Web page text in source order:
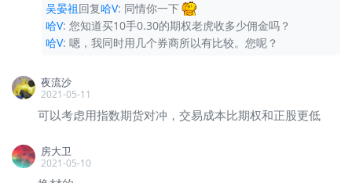
吴晏祖回复哈V: 同情你一下
哈V: 您知道买10手0.30的期权老虎收多少佣金吗？
哈V: 嗯，我同时用几个券商所以有比较。您呢？
夜流沙
2021-05-11
可以考虑用指数期货对冲，交易成本比期权和正股更低
房大卫
2021-05-10